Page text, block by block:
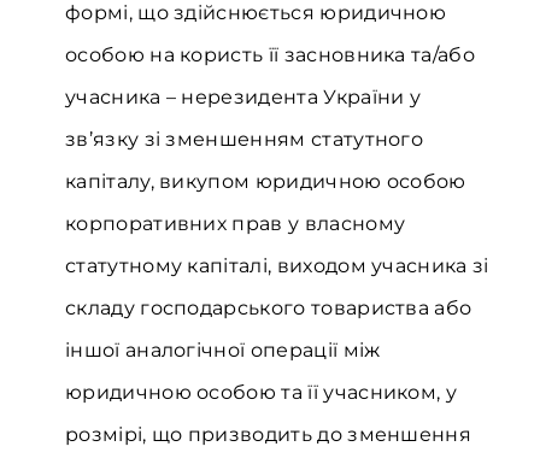
формі, що здійснюється юридичною
особою на користь її засновника та/або
учасника – нерезидента України у
зв’язку зі зменшенням статутного
капіталу, викупом юридичною особою
корпоративних прав у власному
статутному капіталі, виходом учасника зі
складу господарського товариства або
іншої аналогічної операції між
юридичною особою та її учасником, у
розмірі, що призводить до зменшення